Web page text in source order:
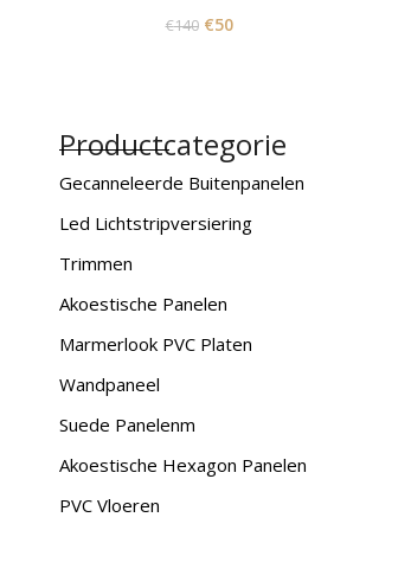
€140 €50
Productcategorie
Gecanneleerde Buitenpanelen
Led Lichtstripversiering
Trimmen
Akoestische Panelen
Marmerlook PVC Platen
Wandpaneel
Suede Panelenm
Akoestische Hexagon Panelen
PVC Vloeren